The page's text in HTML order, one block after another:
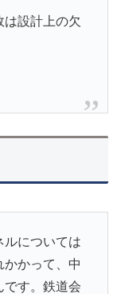
は設計上の欠
ルについては
かって、中
です。鉄道会